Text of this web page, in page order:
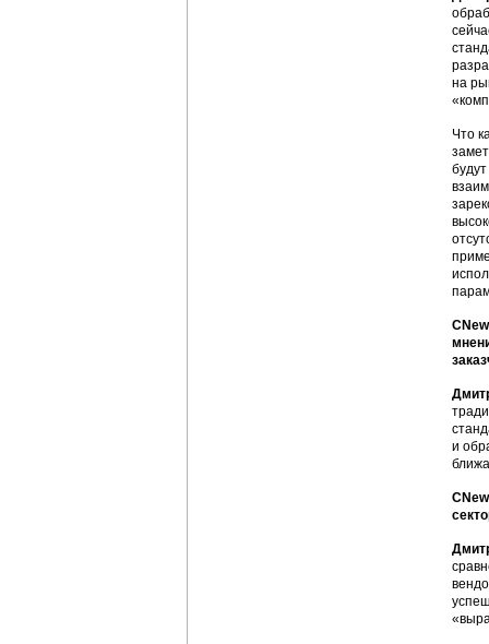
на
Что
и